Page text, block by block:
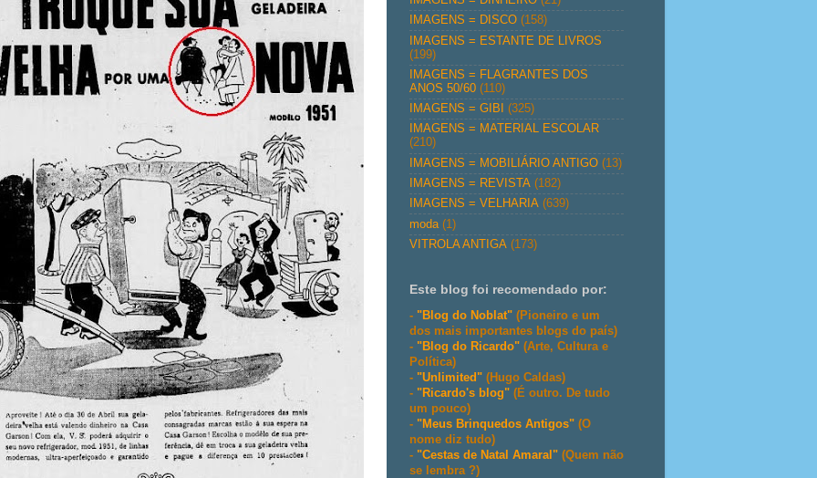
IMAGENS = DISCO (158)
IMAGENS = ESTANTE DE LIVROS
(199)
IMAGENS = FLAGRANTES DOS
ANOS 50/60 (110)
IMAGENS = GIBI
(325)
IMAGENS = MATERIAL ESCOLAR
(210)
IMAGENS = MOBILIÁRIO ANTIGO (13)
IMAGENS = REVISTA (182)
IMAGENS = VELHARIA (639)
moda (1)
VITROLA ANTIGA (173)
Este blog foi recomendado por:
- "Blog do Noblat" (Pioneiro e um
dos mais importantes blogs do país)
- "Blog do Ricardo" (Arte, Cultura e
Política)
- "Unlimited" (Hugo Caldas)
- "Ricardo's blog" (É outro. De tudo
um pouco)
- "Meus Brinquedos Antigos" (O
nome diz tudo)
- "Cestas de Natal Amaral" (Quem não
se lembra ?)